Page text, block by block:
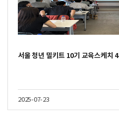
서울 청년 밀키트 10기 교육스케치 4
2025-07-23